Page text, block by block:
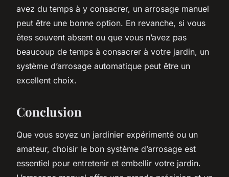
avez du temps à y consacrer, un arrosage manuel
peut être une bonne option. En revanche, si vous
êtes souvent absent ou que vous n’avez pas
beaucoup de temps à consacrer à votre jardin, un
système d’arrosage automatique peut être un
excellent choix.
Conclusion
Que vous soyez un jardinier expérimenté ou un
amateur, choisir le bon système d’arrosage est
essentiel pour entretenir et embellir votre jardin.